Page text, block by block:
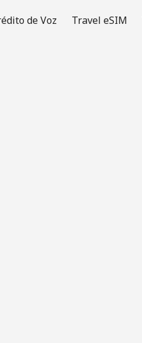
de Voz Travel eSIM